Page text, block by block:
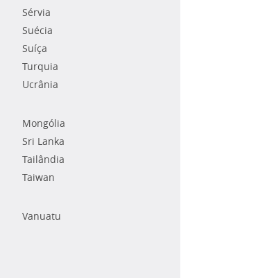
Sérvia
Suécia
Suíça
Turquia
Ucrânia
Mongólia
Sri Lanka
Tailândia
Taiwan
Vanuatu